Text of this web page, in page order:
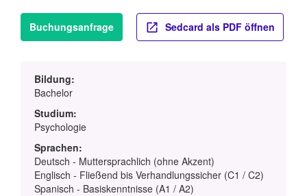
Buchungsanfrage Sedcard als PDF öffnen
Bildung:
Bachelor
Studium:
Psychologie
Sprachen:
Deutsch - Muttersprachlich (ohne Akzent)
Englisch - Fließend bis Verhandlungssicher (C1 / C2)
Spanisch - Basiskenntnisse (A1 / A2)